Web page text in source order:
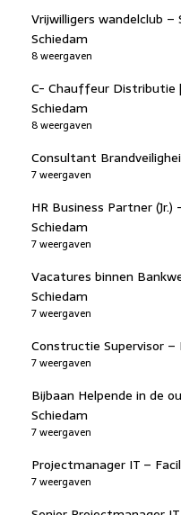
Vrijwilligers wandelclub
Schiedam
8 weergaven
C- Chauffeur Distributie
Schiedam
8 weergaven
Consultant
7 weergaven
HR Business Partner
Schiedam
7 weergaven
Vacatures binnen
Schiedam
7 weergaven
Constructie Supervisor
7 weergaven
Bijbaan Helpende in de
Schiedam
7 weergaven
Projectmanager IT –
7 weergaven